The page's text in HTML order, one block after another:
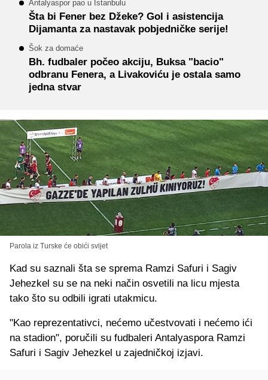
Antalyaspor pao u Istanbulu
Šta bi Fener bez Džeke? Gol i asistencija
Dijamanta za nastavak pobjedničke serije!
Šok za domaće
Bh. fudbaler počeo akciju, Buksa "bacio"
odbranu Fenera, a Livakoviću je ostala samo
jedna stvar
Parola iz Turske će obići svijet
Kad su saznali šta se sprema Ramzi Safuri i Sagiv
Jehezkel su se na neki način osvetili na licu mjesta
tako što su odbili igrati utakmicu.
"Kao reprezentativci, nećemo učestvovati i nećemo ići
na stadion", poručili su fudbaleri Antalyaspora Ramzi
Safuri i Sagiv Jehezkel u zajedničkoj izjavi.